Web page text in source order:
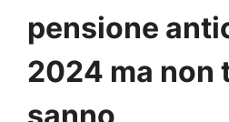
pensione
2024 ma non